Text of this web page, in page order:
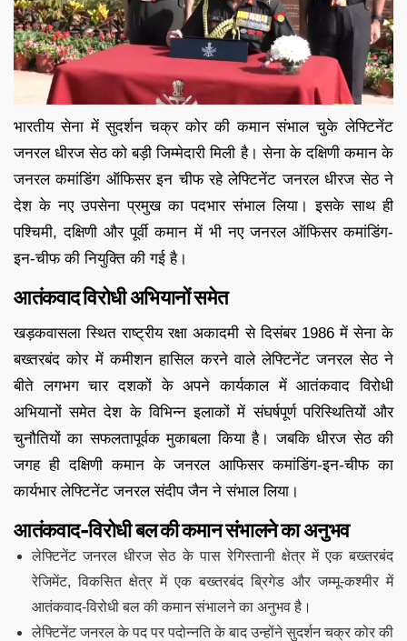
भारतीय सेना में सुदर्शन चक्र कोर की कमान संभाल चुके लेफ्टिनेंट
जनरल धीरज सेठ को बड़ी जिम्‍मेदारी मिली है। सेना के दक्षिणी कमान के
जनरल कमांडिंग ऑफिसर इन चीफ रहे लेफ्टिनेंट जनरल धीरज सेठ ने
देश के नए उपसेना प्रमुख का पदभार संभाल लिया। इसके साथ ही
पश्चिमी, दक्षिणी और पूर्वी कमान में भी नए जनरल ऑफिसर कमांडिंग-
इन-चीफ की नियुक्ति की गई है।
आतंकवाद विरोधी अभियानों समेत
खड़कवासला स्थित राष्ट्रीय रक्षा अकादमी से दिसंबर 1986 में सेना के
बख्तरबंद कोर में कमीशन हासिल करने वाले लेफ्टिनेंट जनरल सेठ ने
बीते लगभग चार दशकों के अपने कार्यकाल में आतंकवाद विरोधी
अभियानों समेत देश के विभिन्न इलाकों में संघर्षपूर्ण परिस्थितियों और
चुनौतियों का सफलतापूर्वक मुकाबला किया है। जबकि धीरज सेठ की
जगह ही दक्षिणी कमान के जनरल आफिसर कमांडिंग-इन-चीफ का
कार्यभार लेफ्टिनेंट जनरल संदीप जैन ने संभाल लिया।
आतंकवाद-विरोधी बल की कमान संभालने का अनुभव
लेफ्टिनेंट जनरल धीरज सेठ के पास रेगिस्तानी क्षेत्र में एक बख्तरबंद
रेजिमेंट, विकसित क्षेत्र में एक बख्तरबंद ब्रिगेड और जम्मू-कश्मीर में
आतंकवाद-विरोधी बल की कमान संभालने का अनुभव है।
लेफ्टिनेंट जनरल के पद पर पदोन्नति के बाद उन्होंने सुदर्शन चक्र कोर की